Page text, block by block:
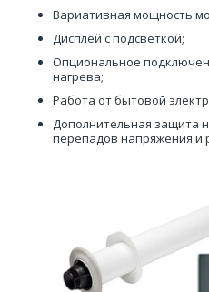
Вариативная мощность
Дисплей с подсветкой;
Опциональное
нагрева;
Работа от бытовой
Дополнительная защита
перепадов напряжения и